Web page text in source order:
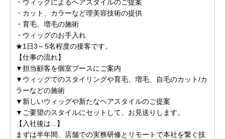
・ウィッグによるヘアスタイルのご提案
・カット、カラーなど理美容技術の提供
・育毛、増毛の施術
・ウィッグのお手入れ
★1日3～5名程度の接客です。
【仕事の流れ】
▼担当顧客を個室ブースにご案内
▼ウィッグでのスタイリングや育毛、増毛、自毛のカット/カ
ラーなどの施術
▼新しいウィッグや新たなヘアスタイルのご提案
▼ご要望のスタイルにセットして、お見送りします。
【入社後は...】
まずは半年間、店舗での実務研修とリモートで本社を繋ぐ技